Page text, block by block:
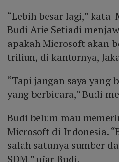
“Lebih besar lagi,” kata
Budi Arie Setiadi
apakah Microsoft akan
triliun, di kantornya,
“Tapi jangan saya yang
yang berbicara,” Budi
Budi belum mau
Microsoft di Indonesia.
salah satunya sumber
SDM,” ujar Budi.